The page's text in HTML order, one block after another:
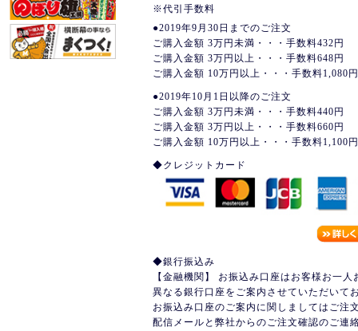
※代引手数料
●2019年9月30日までのご注文
ご購入金額 3万円未満・・・手数料432円
ご購入金額 3万円以上・・・手数料648円
ご購入金額 10万円以上・・・手数料1,080円
●2019年10月1日以降のご注文
ご購入金額 3万円未満・・・手数料440円
ご購入金額 3万円以上・・・手数料660円
ご購入金額 10万円以上・・・手数料1,100円
◆クレジットカード
◆銀行振込み
【金融機関】 お振込み口座はお客様お一人
異なる銀行口座をご案内させていただいて
お振込み口座のご案内に関しましてはご注
配信メールと弊社からのご注文確認のご連